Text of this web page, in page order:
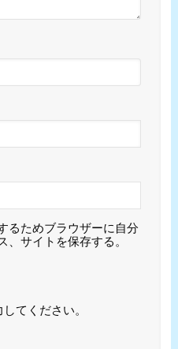
るためブラウザーに自分
、サイトを保存する。
てください。